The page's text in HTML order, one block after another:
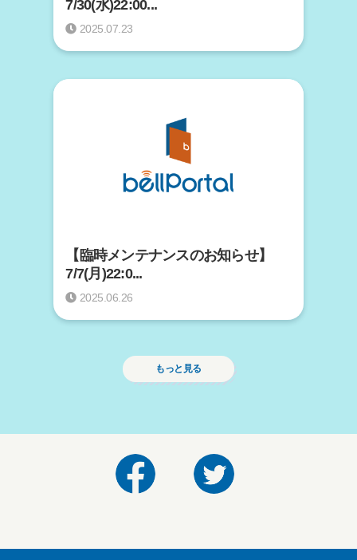
7/30(水)22:00...
2025.07.23
【臨時メンテナンスのお知らせ】
7/7(月)22:0...
2025.06.26
もっと見る